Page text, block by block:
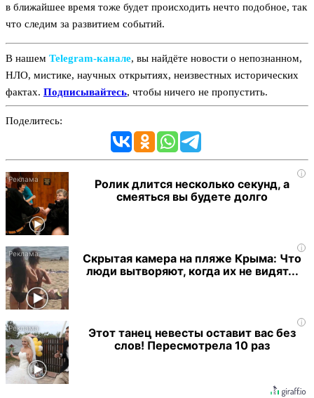
в ближайшее время тоже будет происходить нечто подобное, так
что следим за развитием событий.
В нашем Telegram‑канале, вы найдёте новости о непознанном,
НЛО, мистике, научных открытиях, неизвестных исторических
фактах. Подписывайтесь, чтобы ничего не пропустить.
Поделитесь:
i
Ролик длится несколько секунд, а
смеяться вы будете долго
i
Скрытая камера на пляже Крыма: Что
люди вытворяют, когда их не видят...
i
Этот танец невесты оставит вас без
слов! Пересмотрела 10 раз